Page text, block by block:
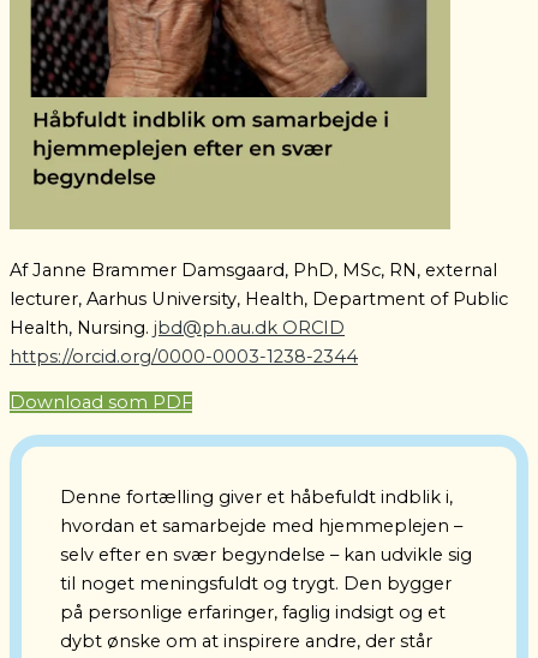
Af Janne Brammer Damsgaard, PhD, MSc, RN, external
lecturer, Aarhus University, Health, Department of Public
Health, Nursing. jbd@ph.au.dk ORCID
https://orcid.org/0000-0003-1238-2344
Download som PDF
Denne fortælling giver et håbefuldt indblik i,
hvordan et samarbejde med hjemmeplejen –
selv efter en svær begyndelse – kan udvikle sig
til noget meningsfuldt og trygt. Den bygger
på personlige erfaringer, faglig indsigt og et
dybt ønske om at inspirere andre, der står